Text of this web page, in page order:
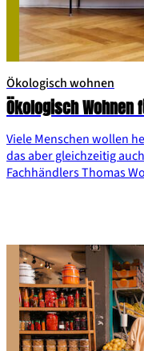
Ökologisch wohnen
Ökologisch Wohnen
Viele Menschen wollen
das aber gleichzeitig
Fachhändlers Thomas